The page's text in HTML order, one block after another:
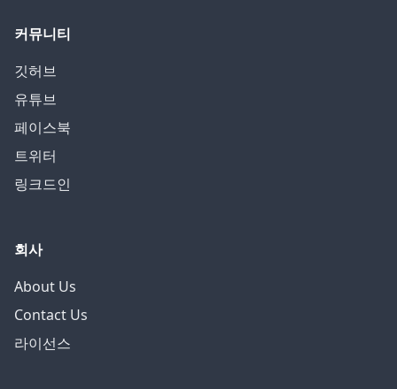
커뮤니티
깃허브
유튜브
페이스북
트위터
링크드인
회사
About Us
Contact Us
라이선스